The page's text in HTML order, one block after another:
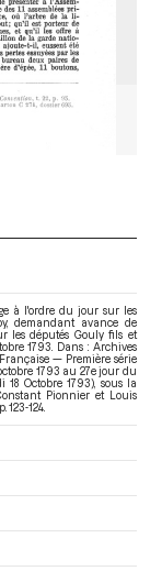
à l'ordre du jour sur les
demandant avance de
les députés Gouly fils et
1793. Dans : Archives
— Première série
1793 au 27e jour du
18 Octobre 1793) , sous la
Pionnier et Louis
123-124.